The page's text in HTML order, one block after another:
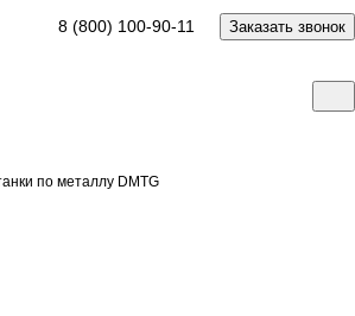
8 (800) 100-90-11 Заказать звонок
по металлу DMTG